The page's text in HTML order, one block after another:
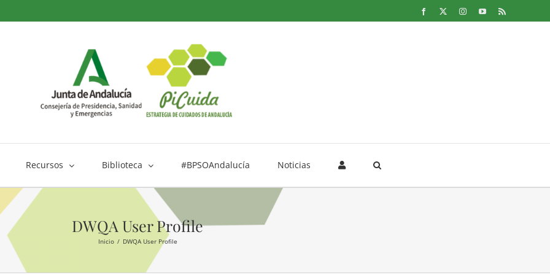
Facebook InstagramYouTubeRss
Recursos Biblioteca #BPSOAndalucía Noticias
DWQA User Profile
Inicio DWQA User Profile